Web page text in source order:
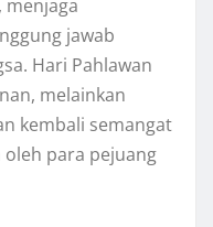
menjaga
jawab
Hari Pahlawan
melainkan
kembali semangat
oleh para pejuang